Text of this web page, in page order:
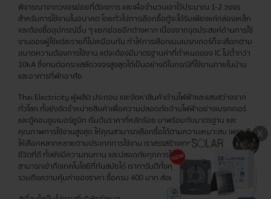
พิจารณาจากวงจรย่อยที่ต้องการ และเผื่อจำนวนเอาไว้ประมาณ 1-2 วงจร
สำหรับการใช้งานในอนาคต โดยทั่วไปการเลือกซื้อตู้จะได้รับเพียงแค่กล่องเหล็ก
และต้องซื้ออุปกรณ์อื่น ๆ แยกย่อยอีกต่างหาก เนื่องจากจุดประสงค์ด้านการใช้
งานของผู้ใช้แต่ละรายก็ไม่เหมือนกัน ทำให้การเลือกเมนเบรกเกอร์ก็จะเลือกตาม
ขนาดความต้องการใช้งาน แต่จะต้องมีมาตรฐานค่าที่กำหนดของ IC ไม่ต่ำกว่า
10kA ซึ่งทนต่อกระแสลัดวงจรสูงสุดได้เป็นอย่างดีในกรณีที่ใช้งานภายในบ้าน
และอาคารที่พักอาศัย
Thai Electricity ผู้ผลิต ประกอบ และจัดหาสินค้าด้านไฟฟ้าและแสงสว่างจาก
ทั่วโลก ทั้งยังจัดจำหน่ายสินค้าเพื่อความปลอดภัยด้านไฟฟ้าอย่างเบรกเกอร์
และตู้คอนซูมเมอร์ยูนิท เริ่มต้นราคาที่หลักร้อย มาพร้อมกับมาตรฐาน และ
คุณภาพการใช้งานสูงสุด ให้คุณสามารถเลือกซื้อได้ตามความเหมาะสม เพราะมี
ให้เลือกหลากหลายตามประเภทการใช้งาน เราสรรสร้างเทคโนโลยีเพื่อคุณภาพ
ชีวิตที่ดี ทั้งยังมีความทนทาน และปลอดภัยทุกการใช้งาน เพื่อให้ทุกท่าน
สามารถเข้าถึงเทคโนโลยีที่ทันสมัยได้ เราการันตีทั้งคุณภาพสินค้าอย่างดีเยี่ยม
รวมถึงความคุ้มค่าของราคา ซื้อครบ 400 บาท ส่งฟรีทุกรายการ!